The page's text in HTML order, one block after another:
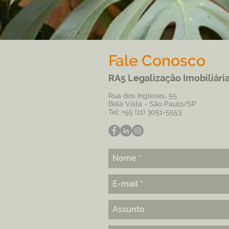
Fale Conosco
RA5 Legalização
Rua dos Ingleses, 55
Bela Vista - São Paulo/SP
Tel: +55 (11) 3051-5553